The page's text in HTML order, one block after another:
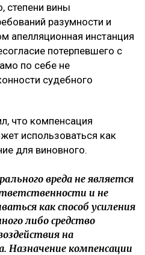
степени вины
разумности и
апелляционная инстанция
потерпевшего с
по себе не
судебного
что компенсация
использоваться как
для виновного.
вреда не является
и не
как способ усиления
либо средство
на
Назначение компенсации